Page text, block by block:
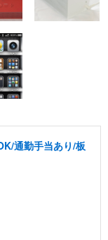
通勤手当あり/板